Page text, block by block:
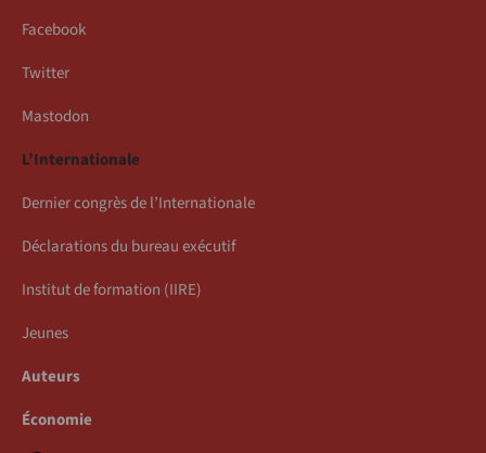
Facebook
Twitter
Mastodon
L’Internationale
Dernier congrès de l’Internationale
Déclarations du bureau exécutif
Institut de formation (IIRE)
Jeunes
Auteurs
Économie